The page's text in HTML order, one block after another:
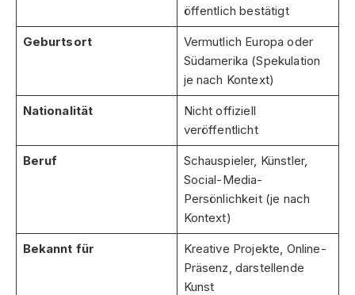
öffentlich bestätigt
Geburtsort
Vermutlich Europa oder
Südamerika (Spekulation
je nach Kontext)
Nationalität
Nicht offiziell
veröffentlicht
Beruf
Schauspieler, Künstler,
Social-Media-
Persönlichkeit (je nach
Kontext)
Bekannt für
Kreative Projekte, Online-
Präsenz, darstellende
Kunst